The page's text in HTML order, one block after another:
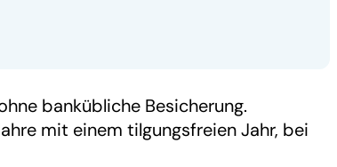
bankübliche Besicherung.
mit einem tilgungsfreien Jahr, bei